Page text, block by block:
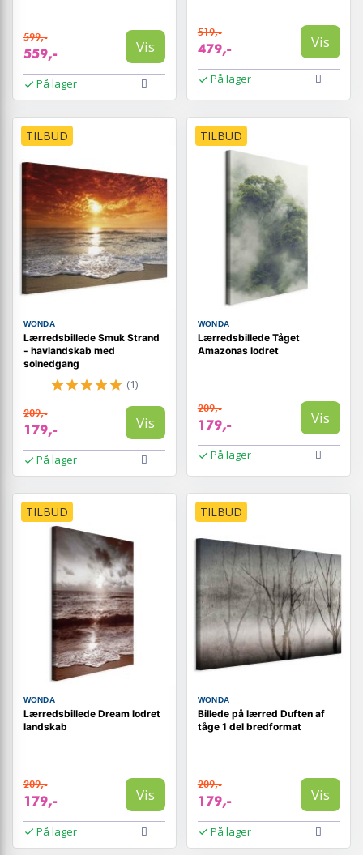
599,-
559,- Vis
På lager
519,-
479,- Vis
På lager
TILBUD
WONDA
Lærredsbillede Smuk Strand
- havlandskab med
solnedgang
(1)
209,-
179,- Vis
På lager
TILBUD
WONDA
Lærredsbillede Tåget
Amazonas lodret
209,-
179,- Vis
På lager
TILBUD
WONDA
Lærredsbillede Dream lodret
landskab
209,-
179,- Vis
På lager
TILBUD
WONDA
Billede på lærred Duften af
tåge 1 del bredformat
209,-
179,- Vis
På lager